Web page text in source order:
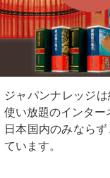
ジャパンナレッジ
使い放題のインター
日本国内のみなら
ています。